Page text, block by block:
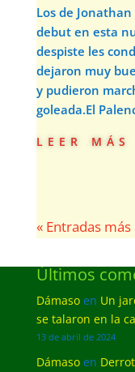
Los de
debut en esta
despiste les
dejaron muy
y pudieron
goleada.El
leer más
« Entradas
Últimos
Dámasoen Un
se talaron en la
13 de abril de 2024
Dámasoen